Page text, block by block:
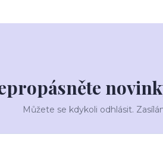
Můžete se kdykoli odhlásit.